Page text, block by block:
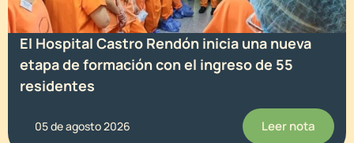
El Hospital Castro Rendón inicia una nueva
etapa de formación con el ingreso de 55
residentes
05 de agosto 2026 Leer nota